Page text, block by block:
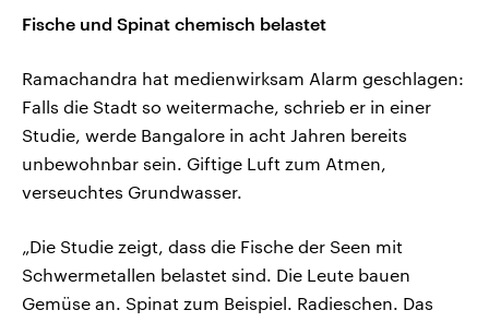
Fische und Spinat chemisch belastet
Ramachandra hat medienwirksam Alarm geschlagen:
Falls die Stadt so weitermache, schrieb er in einer
Studie, werde Bangalore in acht Jahren bereits
unbewohnbar sein. Giftige Luft zum Atmen,
verseuchtes Grundwasser.
„Die Studie zeigt, dass die Fische der Seen mit
Schwermetallen belastet sind. Die Leute bauen
Gemüse an. Spinat zum Beispiel. Radieschen. Das